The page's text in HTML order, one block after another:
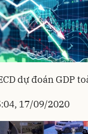
dự đoán GDP
17/09/2020